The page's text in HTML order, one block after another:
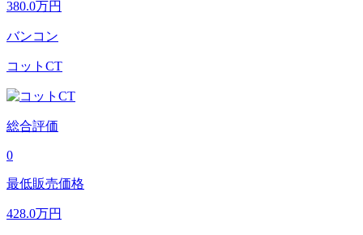
380.0万円
バンコン
コットCT
総合評価
0
最低販売価格
428.0万円